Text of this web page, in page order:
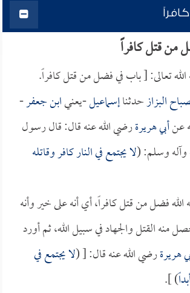
قتل كافراً
تعالى: [ باب في فضل من قتل كافراً.
البزازحدثناإسماعيل-يعنيابن جعفر-
عنأبي هريرةرضي الله عنه قال: قال رسول
وآله وسلم: (لا يجتمع في النار كافر وقاتله
الله فضل من قتل كافراً، أي أنه على خير وأنه
منه القتل والجهاد في سبيل الله، ثم أورد
هريرةرضي الله عنه قال: [ (لا يجتمع في
) ].